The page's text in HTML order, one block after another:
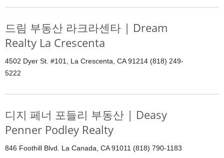
드림 부동산 라크라센타 | Dream
Realty La Crescenta
4502 Dyer St. #101, La Crescenta, CA 91214 (818) 249-
5222
디지 페너 포들리 부동산 | Deasy
Penner Podley Realty
846 Foothill Blvd. La Canada, CA 91011 (818) 790-1183